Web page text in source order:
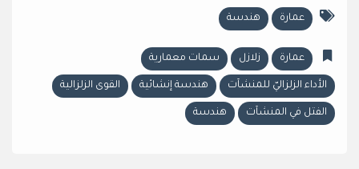
عمارة هندسة
عمارة زلازل سمات معمارية
الأداء الزلزاليّ للمنشآت هندسة إنشائية القوى الزلزالية
الفتل في المنشآت هندسة